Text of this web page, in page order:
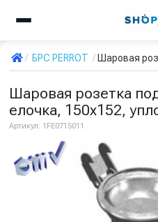
БРС PERROT Шаровая
Шаровая розетка
елочка, 150х152,
Артикул: 1FE0715011